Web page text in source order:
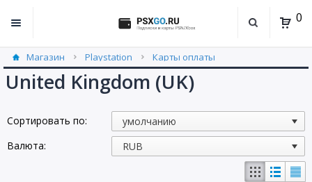
0
Магазин Playstation
Карты оплаты
United Kingdom (UK) (8)
United Kingdom (UK)
Сортировать по:
Валюта: